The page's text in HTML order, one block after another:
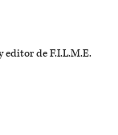
de F.I.L.M.E.